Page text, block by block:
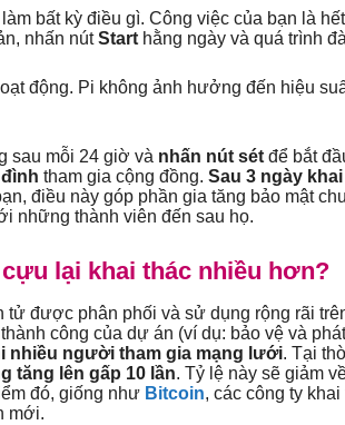
bất kỳ điều gì. Công việc của bạn là
nhấn nútStart hằng ngày và quá trình
động. Pi không ảnh hưởng đến hiệu
sau mỗi 24 giờ và nhấn nút sét để bắt
tham gia cộng đồng. Sau 3 ngày
điều này góp phần gia tăng bảo mật
những thành viên đến sau họ.
lại khai thác nhiều hơn?
tử được phân phối và sử dụng rộng rãi
công của dự án (ví dụ: bảo vệ và
nhiều người tham gia mạng lưới. Tại
tăng lên gấp 10 lần. Tỷ lệ này sẽ giảm
đó, giống như Bitcoin, các công ty
mới.